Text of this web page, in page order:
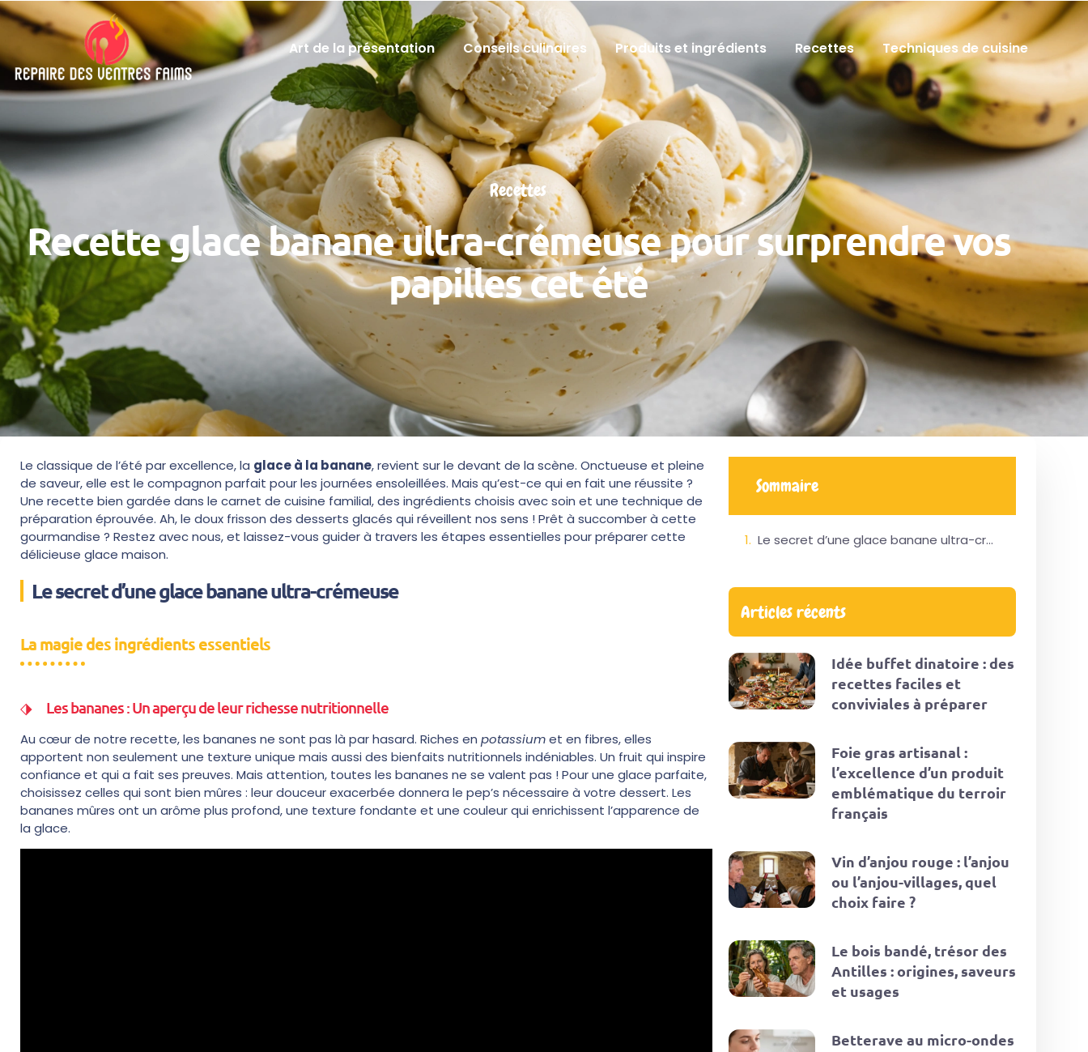
Art de la présentation Conseils culinaires Produits et ingrédients Recettes Techniques de cuisine
Recettes
Recette glace banane ultra-crémeuse pour surprendre vos
papilles cet été
Le classique de l’été par excellence, la glace à la banane, revient sur le devant de la scène. Onctueuse et pleine
de saveur, elle est le compagnon parfait pour les journées ensoleillées. Mais qu’est-ce qui en fait une réussite ?
Une recette bien gardée dans le carnet de cuisine familial, des ingrédients choisis avec soin et une technique de
préparation éprouvée. Ah, le doux frisson des desserts glacés qui réveillent nos sens ! Prêt à succomber à cette
gourmandise ? Restez avec nous, et laissez-vous guider à travers les étapes essentielles pour préparer cette
délicieuse glace maison.
Le secret d’une glace banane ultra-crémeuse
La magie des ingrédients essentiels
Les bananes : Un aperçu de leur richesse nutritionnelle
Au cœur de notre recette, les bananes ne sont pas là par hasard. Riches en potassiumet en fibres, elles
apportent non seulement une texture unique mais aussi des bienfaits nutritionnels indéniables. Un fruit qui inspire
confiance et qui a fait ses preuves. Mais attention, toutes les bananes ne se valent pas ! Pour une glace parfaite,
choisissez celles qui sont bien mûres : leur douceur exacerbée donnera le pep’s nécessaire à votre dessert. Les
bananes mûres ont un arôme plus profond, une texture fondante et une couleur qui enrichissent l’apparence de
la glace.
Sommaire
Le secret d’une glace banane ultra-crémeuse
Articles récents
Idée buffet dinatoire : des
recettes faciles et
conviviales à préparer
Foie gras artisanal :
l’excellence d’un produit
emblématique du terroir
français
Vin d’anjou rouge : l’anjou
ou l’anjou-villages, quel
choix faire ?
Le bois bandé, trésor des
Antilles : origines, saveurs
et usages
Betterave au micro-ondes